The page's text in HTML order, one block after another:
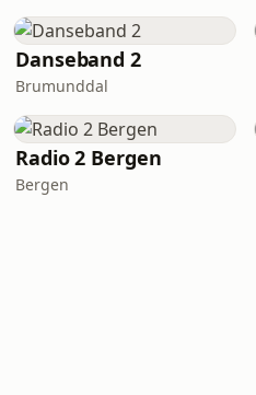
Danseband 2
Brumunddal
Radio 2 Bergen
Bergen